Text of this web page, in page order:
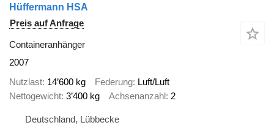
Hüffermann HSA
Preis auf Anfrage
Containeranhänger
2007
Nutzlast 14’600 kg Federung Luft/Luft
Nettogewicht 3’400 kg Achsenanzahl 2
Deutschland, Lübbecke